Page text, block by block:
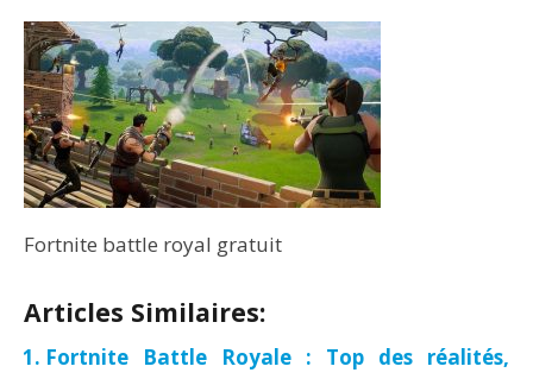
Fortnite battle royal gratuit
Articles Similaires:
Fortnite Battle Royale : Top des réalités,